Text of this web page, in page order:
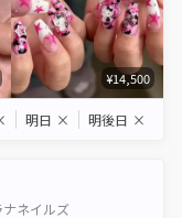
¥14,500
明日 × 明後日 ×
ネイルズ